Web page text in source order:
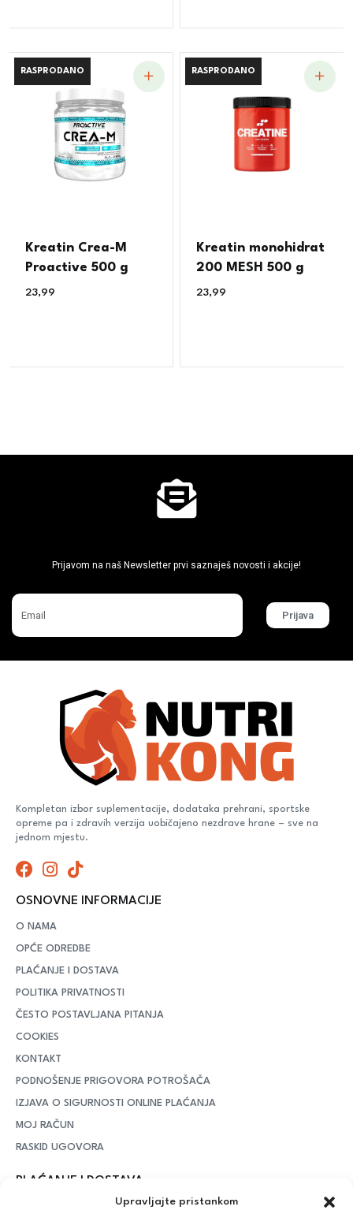
Upravljajte pristankom
RASPRODANO
RASPRODANO
Kreatin Crea-M
Proactive 500 g
23,99
RASPRODANO
RASPRODANO
Kreatin monohidrat
200 MESH 500 g
23,99
Prijavom na naš Newsletter prvi saznaješ novosti i akcije!
Prijava
Kompletan izbor suplementacije, dodataka prehrani, sportske
opreme pa i zdravih verzija uobičajeno nezdrave hrane – sve na
jednom mjestu.
OSNOVNE INFORMACIJE
O NAMA
OPĆE ODREDBE
PLAĆANJE I DOSTAVA
POLITIKA PRIVATNOSTI
ČESTO POSTAVLJANA PITANJA
COOKIES
KONTAKT
PODNOŠENJE PRIGOVORA POTROŠAČA
IZJAVA O SIGURNOSTI ONLINE PLAĆANJA
MOJ RAČUN
RASKID UGOVORA
PLAĆANJE I DOSTAVA
– iznad potrošenih 55 eura dostava je